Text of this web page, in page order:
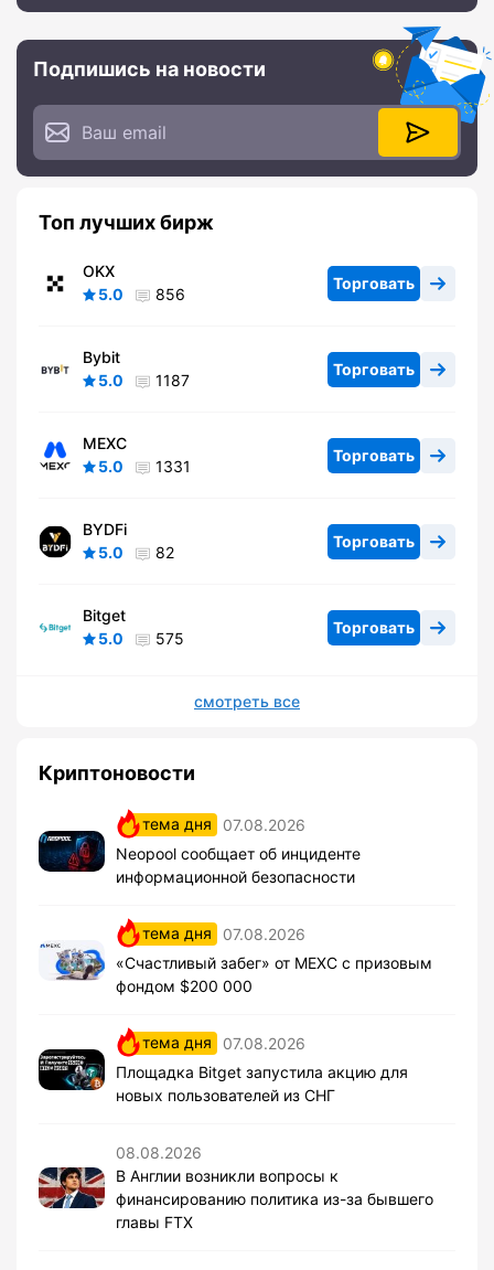
Подпишись на новости
Топ лучших бирж
OKX
5.0
856
Торговать
Bybit
5.0
1187
Торговать
MEXC
5.0
1331
Торговать
BYDFi
5.0
82
Торговать
Bitget
5.0
575
Торговать
смотреть все
Криптоновости
тема дня
07.08.2026
Neopool сообщает об инциденте
информационной безопасности
тема дня
07.08.2026
«Счастливый забег» от MEXC с призовым
фондом $200 000
тема дня
07.08.2026
Площадка Bitget запустила акцию для
новых пользователей из СНГ
08.08.2026
В Англии возникли вопросы к
финансированию политика из-за бывшего
главы FTX